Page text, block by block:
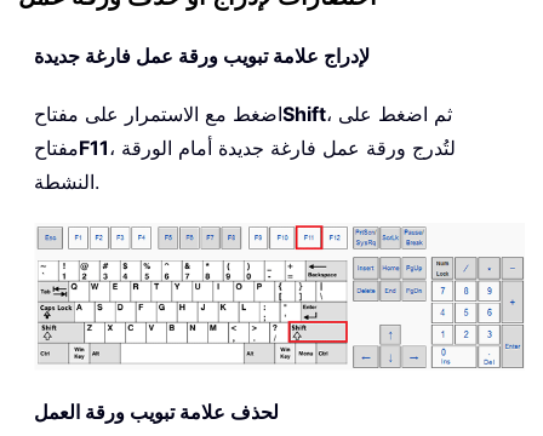
لإدراج علامة تبويب ورقة عمل فارغة جديدة
اضغط مع الاستمرار على مفتاحShift، ثم اضغط على
مفتاحF11، لتُدرج ورقة عمل فارغة جديدة أمام الورقة
النشطة.
لحذف علامة تبويب ورقة العمل